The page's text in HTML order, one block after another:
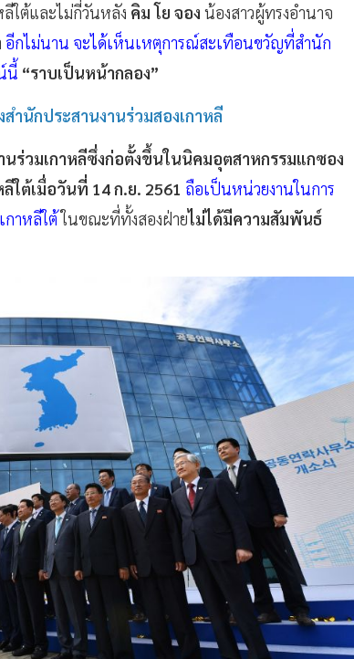
ใต้และไม่กี่วันหลัง คิม โย จอง น้องสาวผู้ทรงอำนาจ
อีกไม่นาน จะได้เห็นเหตุการณ์สะเทือนขวัญที่สำนัก
นี้ “ราบเป็นหน้ากลอง”
ำนักประสานงานร่วมสองเกาหลี
นร่วมเกาหลีซึ่งก่อตั้งขึ้นในนิคมอุตสาหกรรมแกซอง
ใต้เมื่อวันที่ 14 ก.ย. 2561 ถือเป็นหน่วยงานในการ
กาหลีใต้ในขณะที่ทั้งสองฝ่ายไม่ได้มีความสัมพันธ์